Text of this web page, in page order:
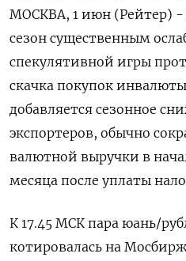
МОСКВА, 1 июн (Рейтер) -
сезон существенным
спекулятивной игры
скачка покупок
добавляется сезонное
экспортеров, обычно
валютной выручки в
месяца после уплаты
К 17.45 МСК пара юань/
котировалась на